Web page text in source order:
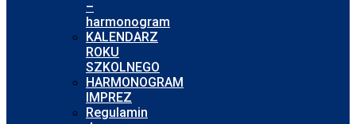
–
harmonogram
KALENDARZ
ROKU
SZKOLNEGO
HARMONOGRAM
IMPREZ
Regulamin